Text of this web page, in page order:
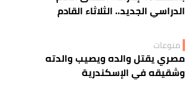
الدراسي الجديد.. الثلاثاء القادم
منوعات
مصري يقتل والده ويصيب والدته
وشقيقه في الإسكندرية